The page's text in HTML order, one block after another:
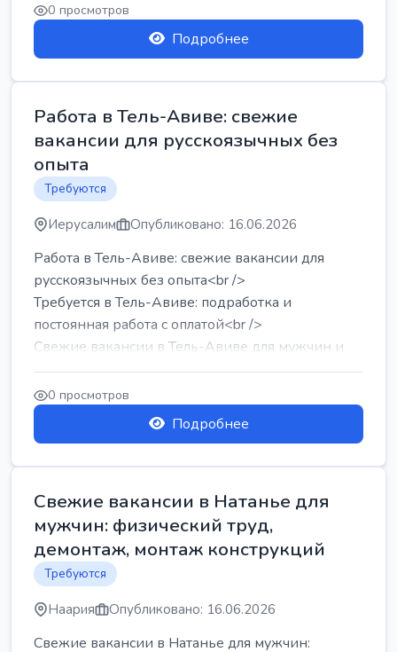
0 просмотров
Подробнее
Работа в Тель-Авиве: свежие
вакансии для русскоязычных без
опыта
Требуются
Иерусалим Опубликовано: 16.06.2026
Работа в Тель-Авиве: свежие вакансии для
русскоязычных без опыта<br />
Требуется в Тель-Авиве: подработка и
постоянная работа с оплатой<br />
Свежие вакансии в Тель-Авиве для мужчин и
женщин от хозя...
0 просмотров
Подробнее
Свежие вакансии в Натанье для
мужчин: физический труд,
демонтаж, монтаж конструкций
Требуются
Наария Опубликовано: 16.06.2026
Свежие вакансии в Натанье для мужчин: